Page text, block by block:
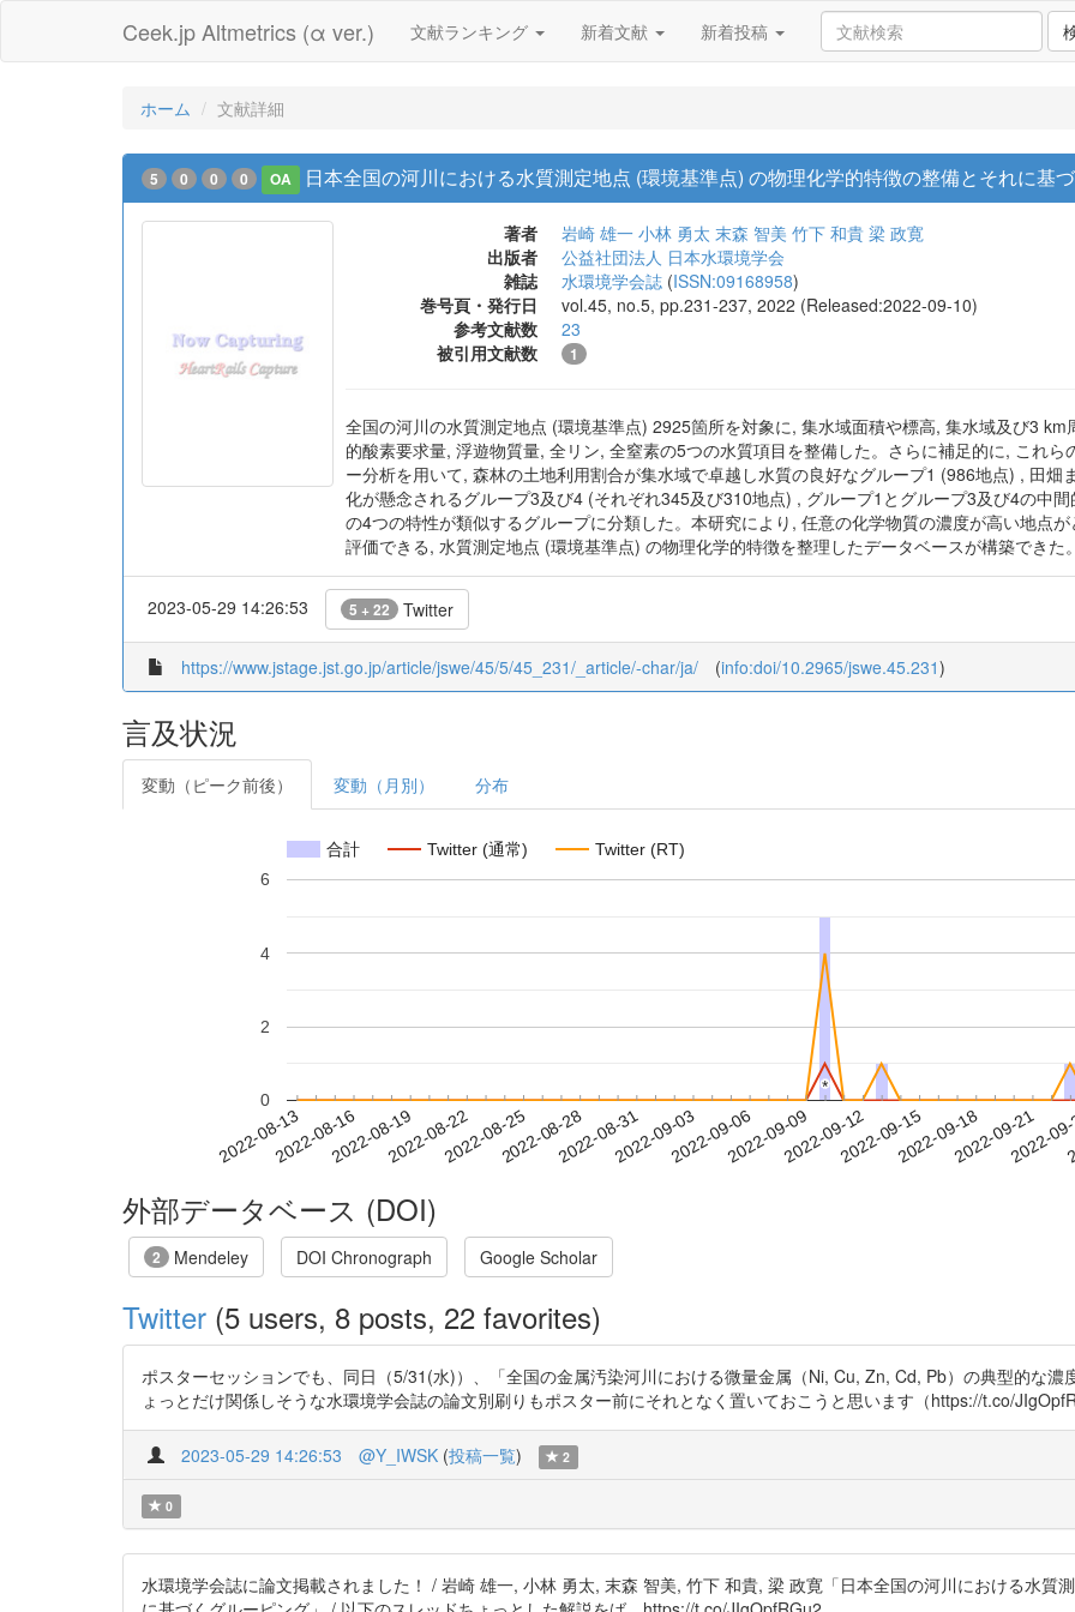
Ceek.jp Altmetrics (α ver.) 文献ランキング 新着文献 新着投稿
ホーム 文献詳細
5 0 0 0 OA 日本全国の河川における水質測定地点 (環境基準点) の物理化学的特徴の整備とそれに基
著者 岩崎 雄一 小林 勇太 末森 智美 竹下 和貴 梁 政寛
出版者
公益社団法人 日本水環境学会
雑誌
水環境学会誌 (ISSN:09168958)
巻号頁・発行日
vol.45, no.5, pp.231-237, 2022 (Released:2022-09-10)
参考文献数
23
被引用文献数
1
全国の河川の水質測定地点 (環境基準点) 2925箇所を対象に, 集水域面積や標高, 集水域及び3
的酸素要求量, 浮遊物質量, 全リン, 全窒素の5つの水質項目を整備した。さらに補足的に, これ
ー分析を用いて, 森林の土地利用割合が集水域で卓越し水質の良好なグループ1 (986地点) , 田
化が懸念されるグループ3及び4 (それぞれ345及び310地点) , グループ1とグループ3及び4の中
の4つの特性が類似するグループに分類した。本研究により, 任意の化学物質の濃度が高い地点
評価できる, 水質測定地点 (環境基準点) の物理化学的特徴を整理したデータベースが構築できた
2023-05-29 14:26:53 5 + 22 Twitter
https://www.jstage.jst.go.jp/article/jswe/45/5/45_231/_article/-char/ja/ (info:doi/10.2965/jswe.45.231)
言及状況
変動（ピーク前後） 変動（月別） 分布
合計 Twitter (通常) Twitter (RT)
2022-08-132022-08-162022-08-192022-08-222022-08-252022-08-282022-08-312022-09-032022-09-062022-09-092022-09-122022-09-152022-09-182022-09-21
2022-
0
2
4
6
*
*
外部データベース (DOI)
2 Mendeley DOI Chronograph Google Scholar
Twitter (5 users, 8 posts, 22 favorites)
ポスターセッションでも、同日（5/31(水)）、「全国の金属汚染河川における微量金属（Ni, Cu, Zn, Cd, Pb）の典型的な
ょっとだけ関係しそうな水環境学会誌の論文別刷りもポスター前にそれとなく置いておこうと思います（https://t.co/
2023-05-29 14:26:53 @Y_IWSK (投稿一覧) 2
0
水環境学会誌に論文掲載されました！ / 岩崎 雄一, 小林 勇太, 末森 智美, 竹下 和貴, 梁 政寛「日本全国の河川における水質